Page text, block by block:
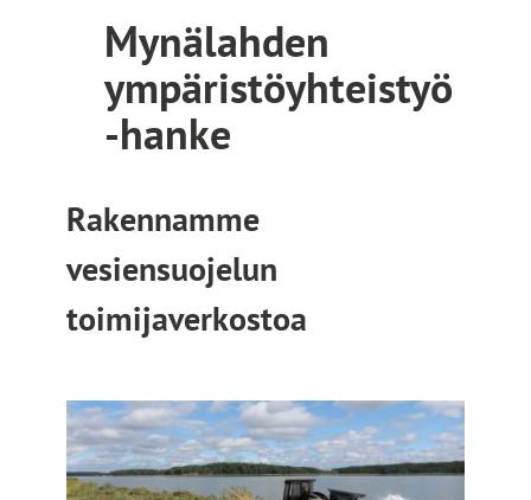
Mynälahden
ympäristöyhteistyö
-hanke
Rakennamme
vesiensuojelun
toimijaverkostoa